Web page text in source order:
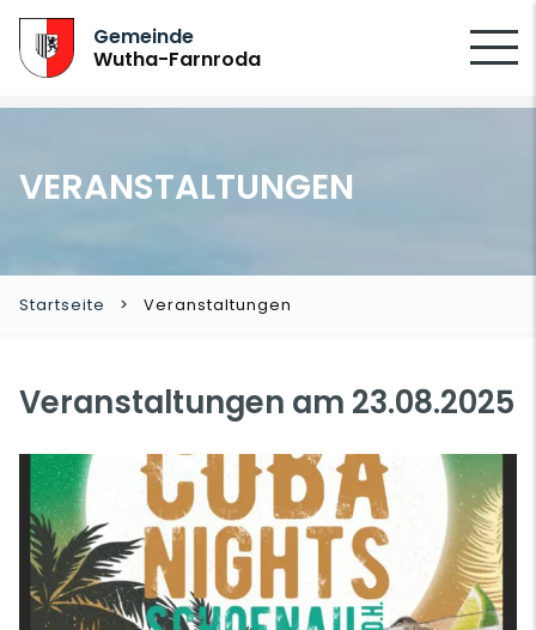
Gemeinde
Wutha-Farnroda
VERANSTALTUNGEN
Startseite Veranstaltungen
Veranstaltungen am 23.08.2025